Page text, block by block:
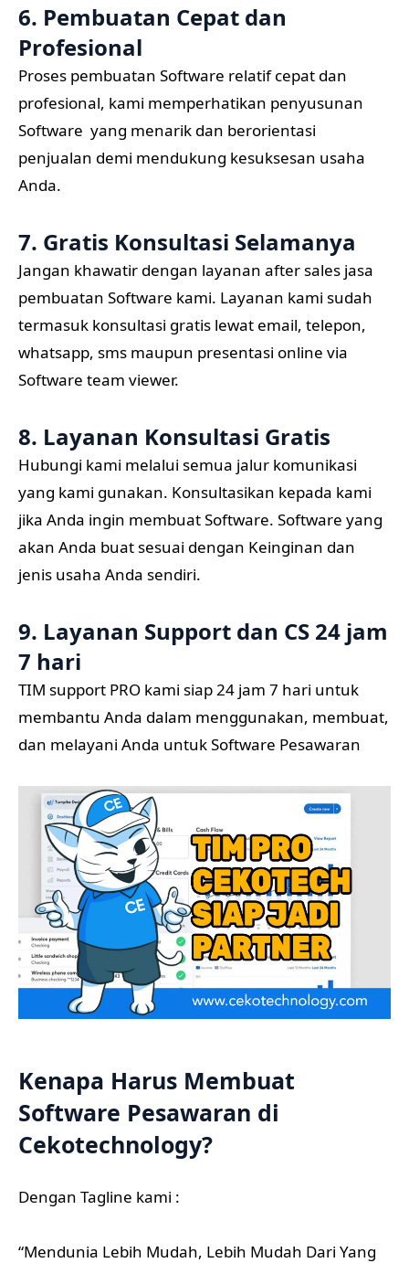
6. Pembuatan Cepat dan
Profesional
Proses pembuatan Software relatif cepat dan
profesional, kami memperhatikan penyusunan
Software yang menarik dan berorientasi
penjualan demi mendukung kesuksesan usaha
Anda.
7. Gratis Konsultasi Selamanya
Jangan khawatir dengan layanan after sales jasa
pembuatan Software kami. Layanan kami sudah
termasuk konsultasi gratis lewat email, telepon,
whatsapp, sms maupun presentasi online via
Software team viewer.
8. Layanan Konsultasi Gratis
Hubungi kami melalui semua jalur komunikasi
yang kami gunakan. Konsultasikan kepada kami
jika Anda ingin membuat Software. Software yang
akan Anda buat sesuai dengan Keinginan dan
jenis usaha Anda sendiri.
9. Layanan Support dan CS 24 jam
7 hari
TIM support PRO kami siap 24 jam 7 hari untuk
membantu Anda dalam menggunakan, membuat,
dan melayani Anda untuk Software Pesawaran
Kenapa Harus Membuat
Software Pesawaran di
Cekotechnology?
Dengan Tagline kami :
“Mendunia Lebih Mudah, Lebih Mudah Dari Yang